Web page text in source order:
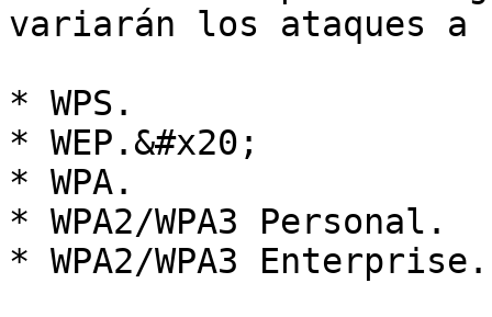
variarán los ataques
* WPS.
* WEP.&#x20;
* WPA.
* WPA2/WPA3 Personal.
* WPA2/WPA3 Enterprise.